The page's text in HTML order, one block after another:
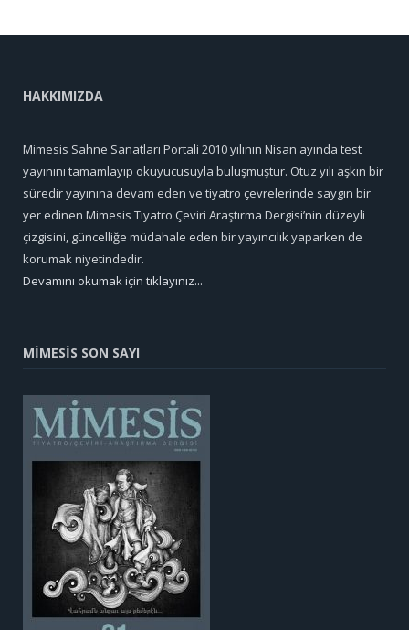
HAKKIMIZDA
Mimesis Sahne Sanatları Portali 2010 yılının Nisan ayında test
yayınını tamamlayıp okuyucusuyla buluşmuştur. Otuz yılı aşkın bir
süredir yayınına devam eden ve tiyatro çevrelerinde saygın bir
yer edinen Mimesis Tiyatro Çeviri Araştırma Dergisi’nin düzeyli
çizgisini, güncelliğe müdahale eden bir yayıncılık yaparken de
korumak niyetindedir.
Devamını okumak için tıklayınız...
MİMESİS SON SAYI